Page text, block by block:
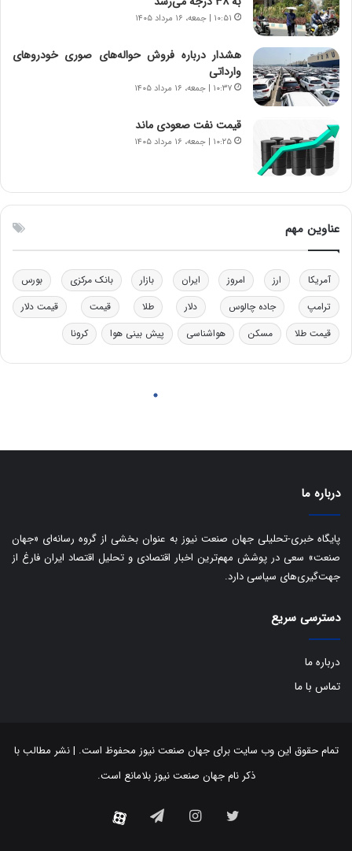
درباره ما
پایگاه خبری-تحلیلی جهان صنعت نیوز به عنوان بخشی از گروه رسانه‌ای «جهان
صنعت» سعی در پوشش مهم‌ترین اخبار اقتصادی و تحلیل اقتصاد ایران فارغ از
جهت‌گیری‌های سیاسی دارد.
دسترسی سریع
درباره ما
تماس با ما
تمام حقوق این وب سایت برای جهان صنعت نیوز محفوظ است. | نشر مطالب با
ذکر نام جهان صنعت نیوز بلامانع است.
توییتر اینستاگرامتلگرام